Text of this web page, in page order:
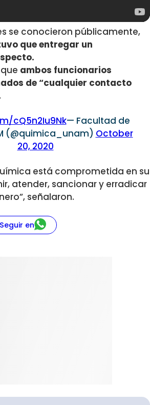
se conocieron públicamente,
que entregar un
ambos funcionarios
de “cualquier contacto
.
cQ5n2Iu9Nk— Facultad de
(@quimica_unam) October
20, 2020
está comprometida en su
atender, sancionar y erradicar
señalaron.
Seguir en